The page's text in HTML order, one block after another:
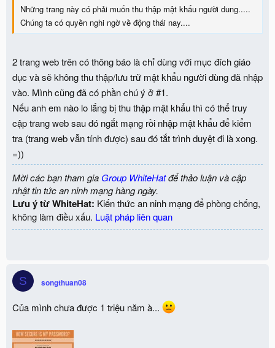
Những trang này có phải muốn thu thập mật khẩu người dung.....
Chúng ta có quyền nghi ngờ về động thái nay....
2 trang web trên có thông báo là chỉ dùng với mục đích giáo
dục và sẽ không thu thập/lưu trữ mật khẩu người dùng đã nhập
vào. Mình cũng đã có phần chú ý ở #1.
Nếu anh em nào lo lắng bị thu thập mật khẩu thì có thể truy
cập trang web sau đó ngắt mạng rồi nhập mật khẩu để kiểm
tra (trang web vẫn tính được) sau đó tắt trình duyệt đi là xong.
=))
Mời các bạn tham gia Group WhiteHatđể thảo luận và cập
nhật tin tức an ninh mạng hàng ngày.
Lưu ý từ WhiteHat: Kiến thức an ninh mạng để phòng chống,
không làm điều xấu. Luật pháp liên quan
S songthuan08
Của mình chưa được 1 triệu năm à...